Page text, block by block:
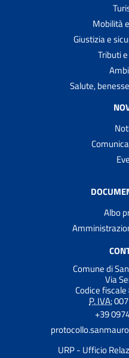
Mobilità
Giustizia e
Tributi
Salute,
Albo
Comune di
Via
Codice
P. IVA:
+39
URP - Ufficio